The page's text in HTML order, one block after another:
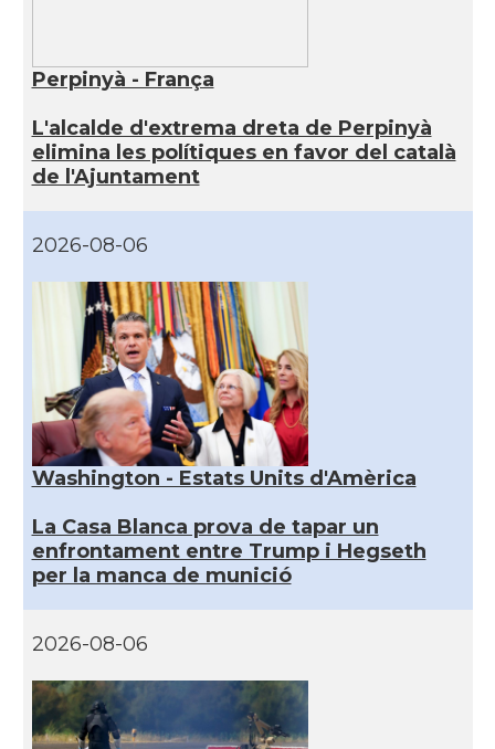
Perpinyà - França
L'alcalde d'extrema dreta de Perpinyà
elimina les polítiques en favor del català
de l'Ajuntament
2026-08-06
Washington - Estats Units d'Amèrica
La Casa Blanca prova de tapar un
enfrontament entre Trump i Hegseth
per la manca de munició
2026-08-06